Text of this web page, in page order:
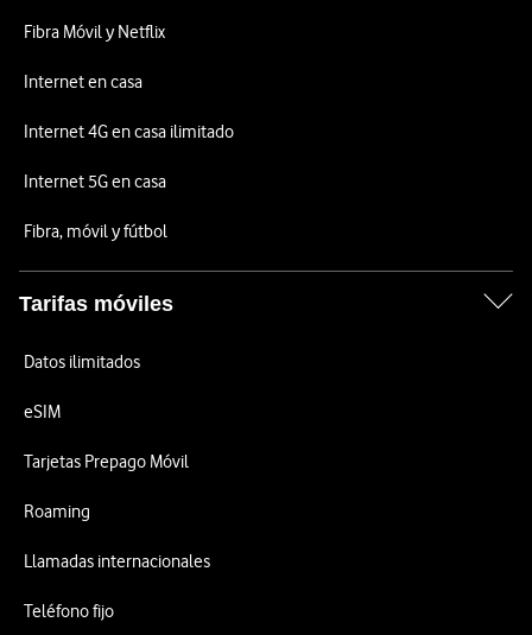
Fibra Móvil y Netflix
Internet en casa
Internet 4G en casa ilimitado
Internet 5G en casa
Fibra, móvil y fútbol
Tarifas móviles
Datos ilimitados
eSIM
Tarjetas Prepago Móvil
Roaming
Llamadas internacionales
Teléfono fijo